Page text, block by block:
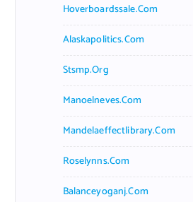
Hoverboardssale.com
Alaskapolitics.com
Stsmp.org
Manoelneves.com
Mandelaeffectlibrary.com
Roselynns.com
Balanceyoganj.com